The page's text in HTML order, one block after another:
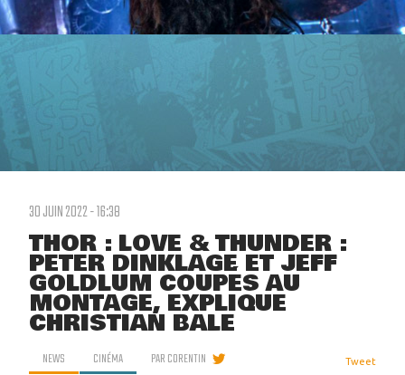
30 JUIN 2022 - 16:38
THOR : LOVE & THUNDER :
PETER DINKLAGE ET JEFF
GOLDLUM COUPÉS AU
MONTAGE, EXPLIQUE
CHRISTIAN BALE
NEWS CINÉMA PARCORENTIN Tweet